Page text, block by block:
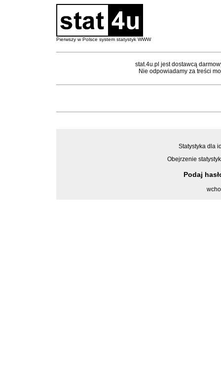
Pierwszy w Polsce system statystyk WWW
stat.4u.pl jest dostawcą
Nie odpowiadamy za treści
Statystyka dla
Obejrzenie
Podaj